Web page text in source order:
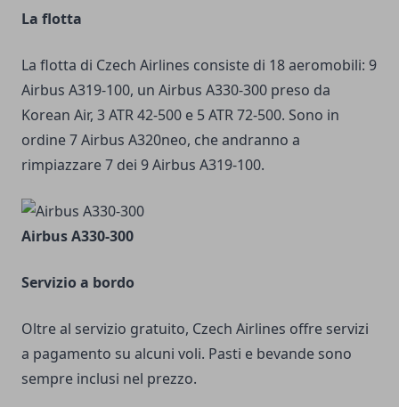
La flotta
La flotta di Czech Airlines consiste di 18 aeromobili: 9
Airbus A319-100, un Airbus A330-300 preso da
Korean Air, 3 ATR 42-500 e 5 ATR 72-500. Sono in
ordine 7 Airbus A320neo, che andranno a
rimpiazzare 7 dei 9 Airbus A319-100.
Airbus A330-300
Servizio a bordo
Oltre al servizio gratuito, Czech Airlines offre servizi
a pagamento su alcuni voli. Pasti e bevande sono
sempre inclusi nel prezzo.